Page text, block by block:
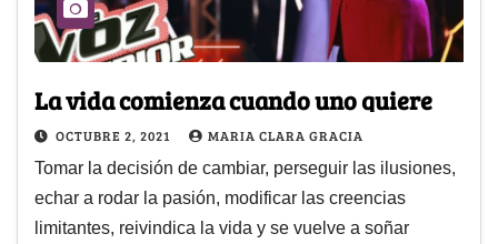
La vida comienza cuando uno quiere
OCTUBRE 2, 2021 MARIA CLARA GRACIA
Tomar la decisión de cambiar, perseguir las ilusiones,
echar a rodar la pasión, modificar las creencias
limitantes, reivindica la vida y se vuelve a soñar